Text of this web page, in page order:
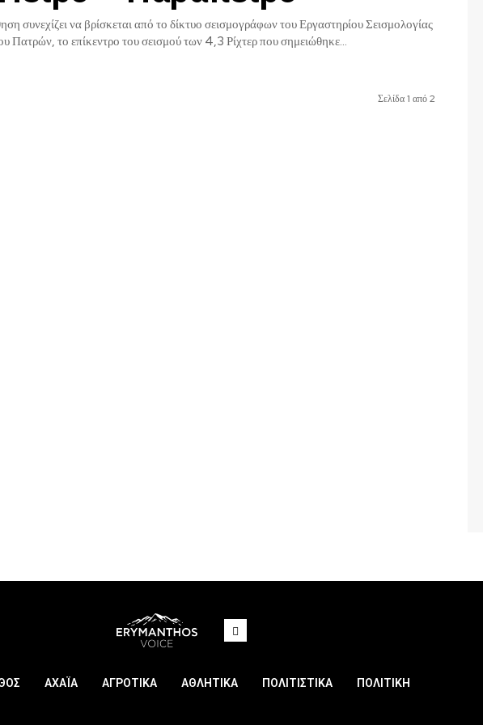
συνεχίζει να βρίσκεται από το δίκτυο σεισμογράφων του Εργαστηρίου Σεισμολογίας
Πατρών, το επίκεντρο του σεισμού των 4,3 Ρίχτερ που σημειώθηκε...
Σελίδα 1 από 2
ΑΧΑΪΑ ΑΓΡΟΤΙΚΑ ΑΘΛΗΤΙΚΑ ΠΟΛΙΤΙΣΤΙΚΑ ΠΟΛΙΤΙΚΗ